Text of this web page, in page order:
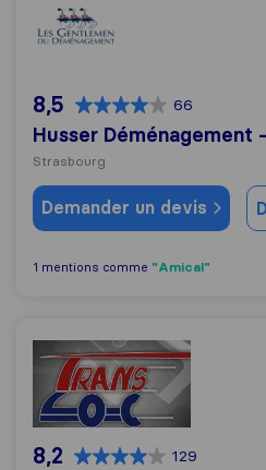
8,5 66
Husser Déménagement
Strasbourg
Demander un devis
1 mentions comme "Amical"
Transloc
8,2 129